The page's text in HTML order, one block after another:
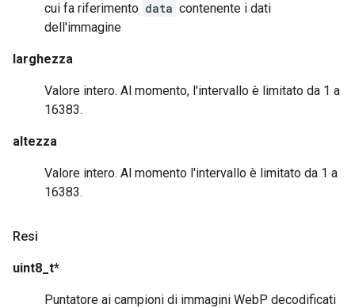
cui fa riferimento data contenente i dati
dell'immagine
larghezza
Valore intero. Al momento, l'intervallo è limitato da 1 a
16383.
altezza
Valore intero. Al momento l'intervallo è limitato da 1 a
16383.
Resi
uint8_t*
Puntatore ai campioni di immagini WebP decodificati